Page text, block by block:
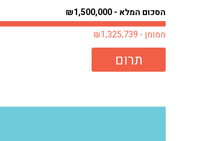
בעיקר לילדים. רבים מילדים אלה היו ישנים על...
הסכום המלא - ₪1,500,000
ממומן - ₪1,325,739
תרום